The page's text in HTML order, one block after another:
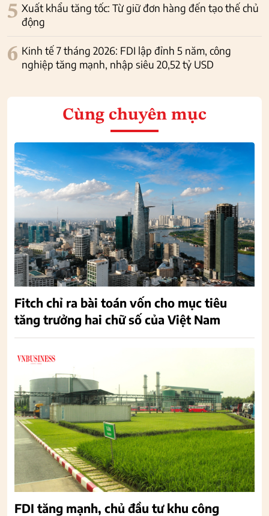
5 Xuất khẩu tăng tốc: Từ giữ đơn hàng đến tạo thế chủ
động
6 Kinh tế 7 tháng 2026: FDI lập đỉnh 5 năm, công
nghiệp tăng mạnh, nhập siêu 20,52 tỷ USD
Cùng chuyên mục
Fitch chỉ ra bài toán vốn cho mục tiêu
tăng trưởng hai chữ số của Việt Nam
FDI tăng mạnh, chủ đầu tư khu công